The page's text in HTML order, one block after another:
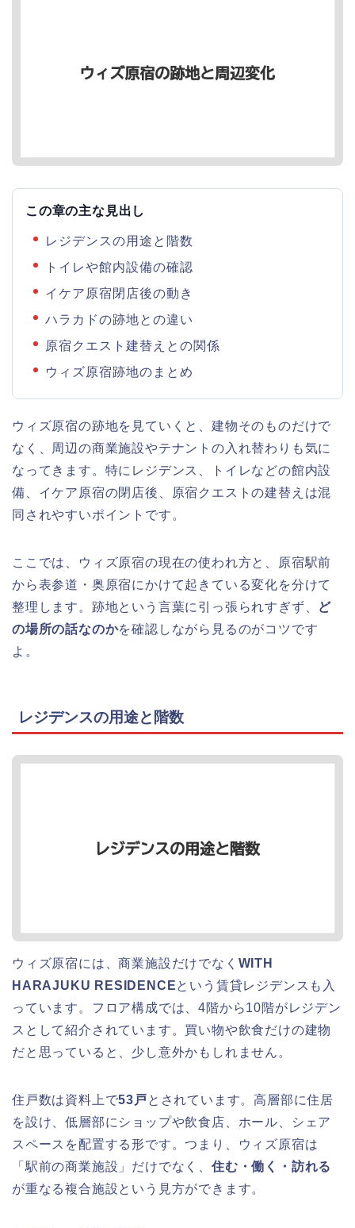
この章の主な見出し
レジデンスの用途と階数
トイレや館内設備の確認
イケア原宿閉店後の動き
ハラカドの跡地との違い
原宿クエスト建替えとの関係
ウィズ原宿跡地のまとめ
ウィズ原宿の跡地を見ていくと、建物そのものだけで
なく、周辺の商業施設やテナントの入れ替わりも気に
なってきます。特にレジデンス、トイレなどの館内設
備、イケア原宿の閉店後、原宿クエストの建替えは混
同されやすいポイントです。
ここでは、ウィズ原宿の現在の使われ方と、原宿駅前
から表参道・奥原宿にかけて起きている変化を分けて
整理します。跡地という言葉に引っ張られすぎず、 ど
の場所の話なのかを確認しながら見るのがコツです
よ。
レジデンスの用途と階数
ウィズ原宿には、商業施設だけでなく WITH
HARAJUKU RESIDENCEという賃貸レジデンスも入
っています。フロア構成では、4階から10階がレジデン
スとして紹介されています。買い物や飲食だけの建物
だと思っていると、少し意外かもしれません。
住戸数は資料上で53戸とされています。高層部に住居
を設け、低層部にショップや飲食店、ホール、シェア
スペースを配置する形です。つまり、ウィズ原宿は
「駅前の商業施設」だけでなく、 住む・働く・訪れる
が重なる複合施設という見方ができます。